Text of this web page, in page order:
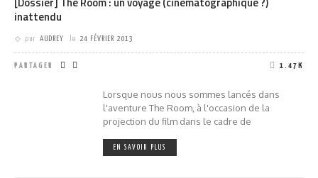
inattendu
par AUDREY le 24 FÉVRIER 2013
PARTAGER 1.47K
Lorsque nous nous sommes lancés dans
l'aventure The Room, à l'occasion de la
projection du film dans le cadre de
EN SAVOIR PLUS